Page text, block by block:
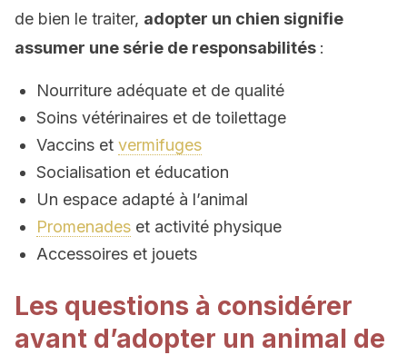
de bien le traiter, adopter un chien signifie
assumer une série de responsabilités :
Nourriture adéquate et de qualité
Soins vétérinaires et de toilettage
Vaccins et vermifuges
Socialisation et éducation
Un espace adapté à l’animal
Promenades et activité physique
Accessoires et jouets
Les questions à considérer
avant d’adopter un animal de